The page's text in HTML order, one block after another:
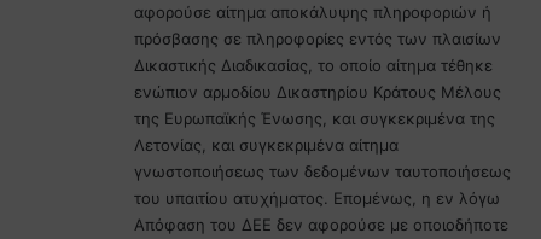
αφορούσε αίτημα αποκάλυψης πληροφοριών ή
πρόσβασης σε πληροφορίες εντός των πλαισίων
Δικαστικής Διαδικασίας, το οποίο αίτημα τέθηκε
ενώπιον αρμοδίου Δικαστηρίου Κράτους Μέλους
της Ευρωπαϊκής Ένωσης, και συγκεκριμένα της
Λετονίας, και συγκεκριμένα αίτημα
γνωστοποιήσεως των δεδομένων ταυτοποιήσεως
του υπαιτίου ατυχήματος. Επομένως, η εν λόγω
Απόφαση του ΔΕΕ δεν αφορούσε με οποιοδήποτε